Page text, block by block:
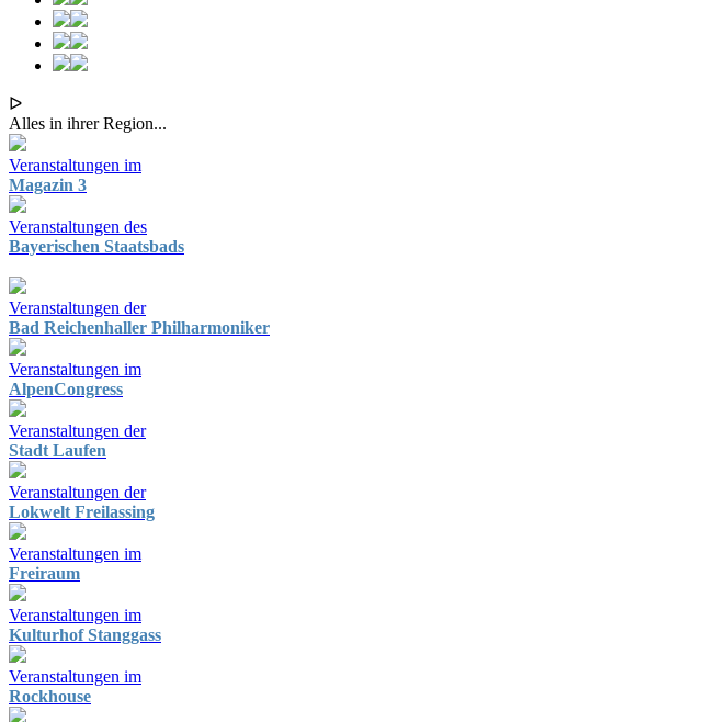
ᐅ
Alles in ihrer Region...
Veranstaltungen im
Magazin 3
Veranstaltungen des
Bayerischen Staatsbads
Veranstaltungen der
Bad Reichenhaller Philharmoniker
Veranstaltungen im
AlpenCongress
Veranstaltungen der
Stadt Laufen
Veranstaltungen der
Lokwelt Freilassing
Veranstaltungen im
Freiraum
Veranstaltungen im
Kulturhof Stanggass
Veranstaltungen im
Rockhouse